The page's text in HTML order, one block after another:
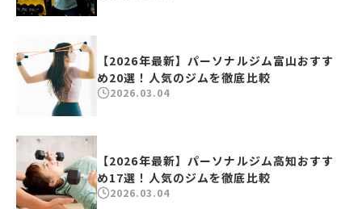
【2026年最新】パーソナルジム富山おすす
め20選！人気のジムを徹底比較
2026.03.04
【2026年最新】パーソナルジム高知おすす
め17選！人気のジムを徹底比較
2026.03.04